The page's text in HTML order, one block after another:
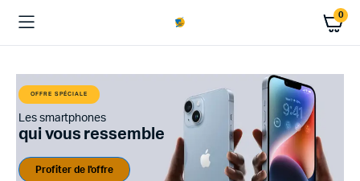
0
OFFRE SPÉCIALE
Les smartphones
qui vous ressemble
Profiter de l'offre